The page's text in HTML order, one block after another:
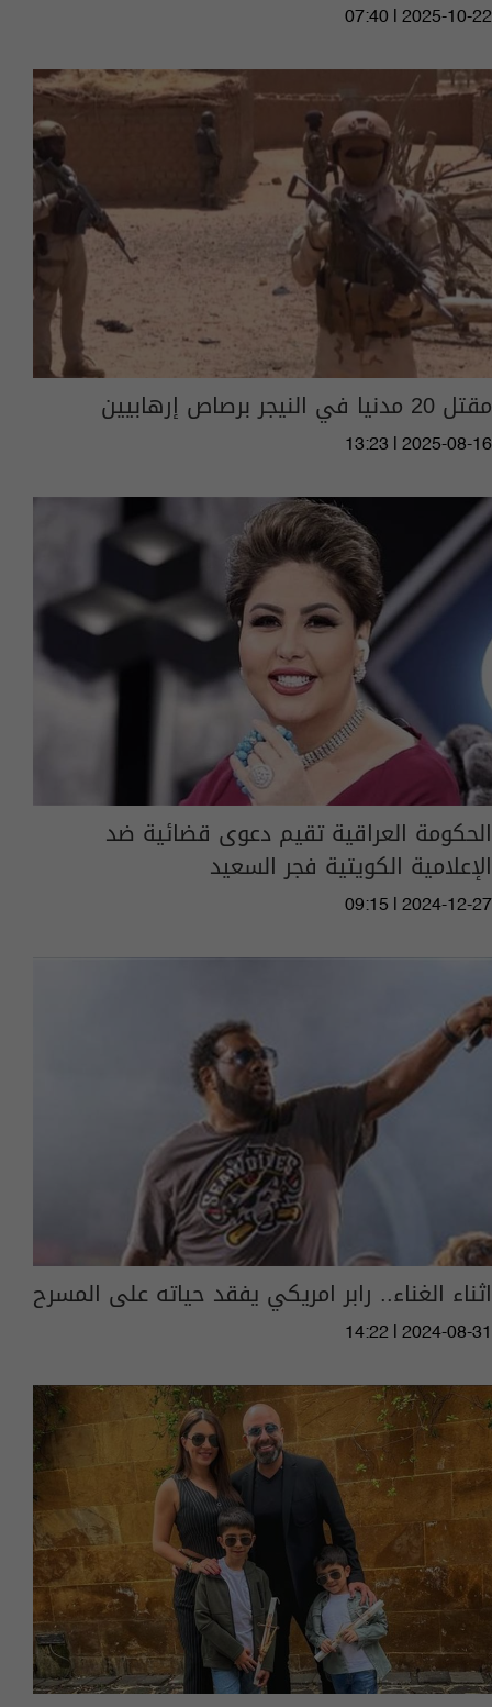
07:40 | 2025-10-22
مقتل 20 مدنيا في النيجر برصاص إرهابيين
13:23 | 2025-08-16
الحكومة العراقية تقيم دعوى قضائية ضد
الإعلامية الكويتية فجر السعيد
09:15 | 2024-12-27
اثناء الغناء.. رابر امريكي يفقد حياته على المسرح
14:22 | 2024-08-31